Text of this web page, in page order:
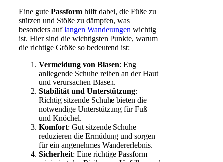
Eine gute Passform hilft dabei, die Füße zu
stützen und Stöße zu dämpfen, was
besonders auflangen Wanderungen wichtig
ist. Hier sind die wichtigsten Punkte, warum
die richtige Größe so bedeutend ist:
Vermeidung von Blasen: Eng
anliegende Schuhe reiben an der Haut
und verursachen Blasen.
Stabilität und Unterstützung:
Richtig sitzende Schuhe bieten die
notwendige Unterstützung für Fuß
und Knöchel.
Komfort: Gut sitzende Schuhe
reduzieren die Ermüdung und sorgen
für ein angenehmes Wandererlebnis.
Sicherheit: Eine richtige Passform